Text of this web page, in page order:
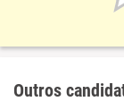
Outros